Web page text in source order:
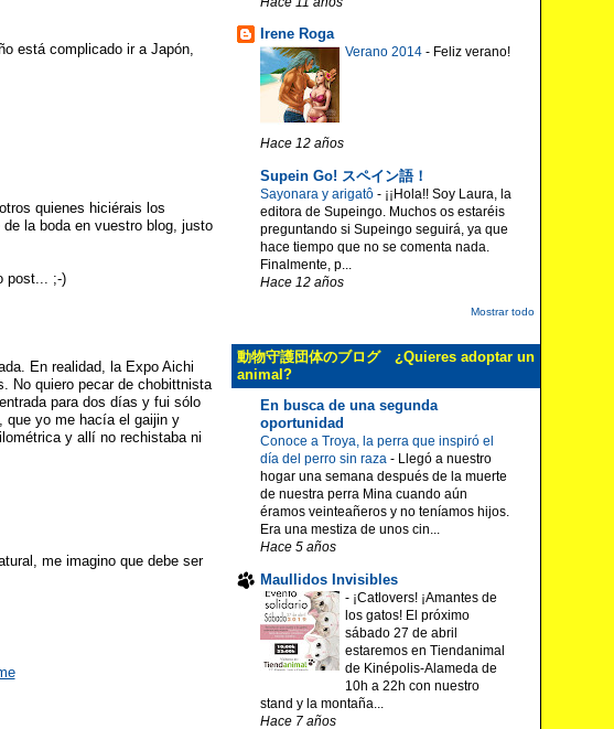
está complicado ir a Japón,
quienes hiciérais los
la boda en vuestro blog, justo
post... ;-)
En realidad, la Expo Aichi
No quiero pecar de chobittnista
para dos días y fui sólo
que yo me hacía el gaijin y
y allí no rechistaba ni
me imagino que debe ser
Irene Roga
Verano 2014 - Feliz verano!
Hace 12 años
Supein Go! スペイン語！
Sayonara y arigatô - ¡¡Hola!! Soy Laura, la
editora de Supeingo. Muchos os estaréis
preguntando si Supeingo seguirá, ya que
hace tiempo que no se comenta nada.
Finalmente, p...
Hace 12 años
Mostrar todo
動物守護団体のブログ ¿Quieres adoptar un
animal?
En busca de una segunda
oportunidad
Conoce a Troya, la perra que inspiró el
día del perro sin raza - Llegó a nuestro
hogar una semana después de la muerte
de nuestra perra Mina cuando aún
éramos veinteañeros y no teníamos hijos.
Era una mestiza de unos cin...
Hace 5 años
Maullidos Invisibles
- ¡Catlovers! ¡Amantes de
los gatos! El próximo
sábado 27 de abril
estaremos en Tiendanimal
de Kinépolis-Alameda de
10h a 22h con nuestro
stand y la montaña...
Hace 7 años